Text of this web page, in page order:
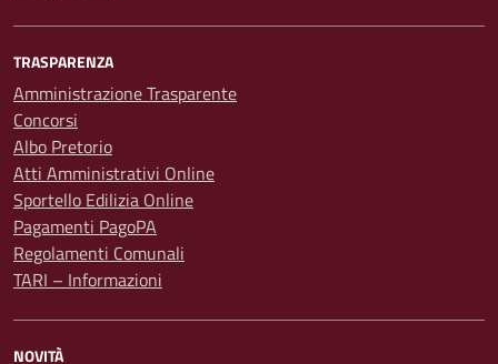
TRASPARENZA
Amministrazione Trasparente
Concorsi
Albo Pretorio
Atti Amministrativi Online
Sportello Edilizia Online
Pagamenti PagoPA
Regolamenti Comunali
TARI – Informazioni
NOVITÀ